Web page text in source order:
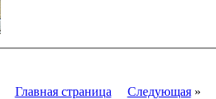
Главная страница Следующая»